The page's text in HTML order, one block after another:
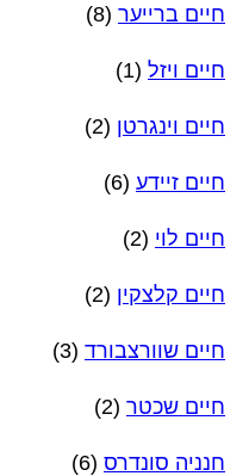
חיים ברייער (8)
חיים ויזל (1)
חיים וינגרטן (2)
חיים זיידע (6)
חיים לוי (2)
חיים קלצקין (2)
חיים שוורצבורד (3)
חיים שכטר (2)
חנניה סונדרס (6)